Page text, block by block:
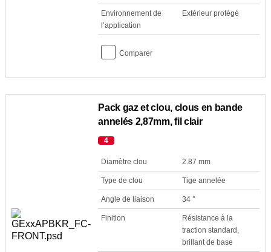
Environnement de
l’application
Extérieur protégé
Comparer
Pack gaz et clou, clous en bande
annelés 2,87mm, fil clair
4
Diamètre clou 2.87 mm
Type de clou Tige annelée
Angle de liaison 34 °
Finition
Résistance à la
traction standard,
brillant de base